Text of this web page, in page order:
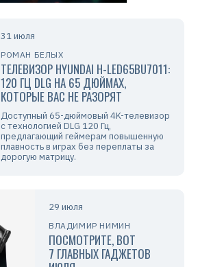
31 июля
РОМАН БЕЛЫХ
ТЕЛЕВИЗОР HYUNDAI H-LED65BU7011:
120 ГЦ DLG НА 65 ДЮЙМАХ,
КОТОРЫЕ ВАС НЕ РАЗОРЯТ
Доступный 65-дюймовый 4K-телевизор
с технологией DLG 120 Гц,
предлагающий геймерам повышенную
плавность в играх без переплаты за
дорогую матрицу.
29 июля
ВЛАДИМИР НИМИН
ПОСМОТРИТЕ, ВОТ
7 ГЛАВНЫХ ГАДЖЕТОВ